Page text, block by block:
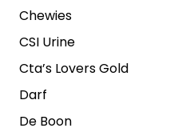
Chewies
CSI Urine
Cta’s Lovers Gold
Darf
De Boon